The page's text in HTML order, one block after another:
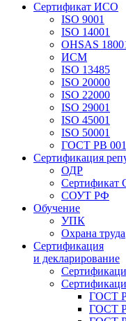
Сертификат ИСО
ISO 9001
ISO 14001
OHSAS
ИСМ
ISO 13485
ISO 20000
ISO 22000
ISO 29001
ISO 45001
ISO 50001
ГОСТ РВ
Сертификация
ОДР
Сертификат
СОУТ РФ
Обучение
УПК
Охрана труда
Сертификация
и декларирование
ГОСТ Р
ГОСТ Р